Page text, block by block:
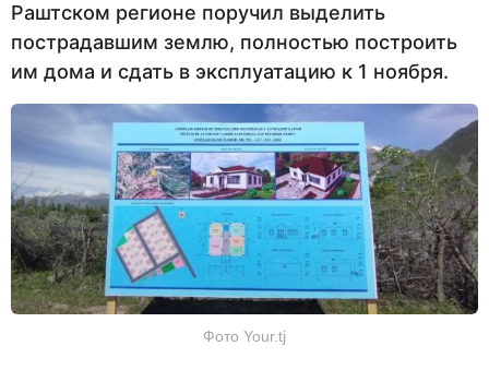
Раштском регионе поручил выделить
пострадавшим землю, полностью построить
им дома и сдать в эксплуатацию к 1 ноября.
Фото Your.tj